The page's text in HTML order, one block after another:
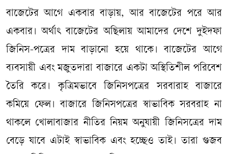
বাজেটের আগে একবার বাড়ায়, আর বাজেটের পরে আর
একবার। অর্থাৎ বাজেটের অছিলায় আমাদের দেশে দুইদফা
জিনিস-পত্রের দাম বাড়ানো হয়ে থাকে। বাজেটের আগে
ব্যবসায়ী এবং মজুতদারা বাজারে একটা অস্থিতিশীল পরিবেশ
তৈরি করে। কৃত্রিমভাবে জিনিসপত্রের সরবারাহ বাজারে
কমিয়ে ফেল। বাজারে জিনিসপত্রের স্বাভাবিক সরবরাহ না
থাকলে খোলাবাজার নীতির নিয়ম অনুযায়ী জিনিসত্রের দাম
বেড়ে যাবে এটাই স্বাভাবিক এবং হচ্ছেও তাই। তারা গুজব